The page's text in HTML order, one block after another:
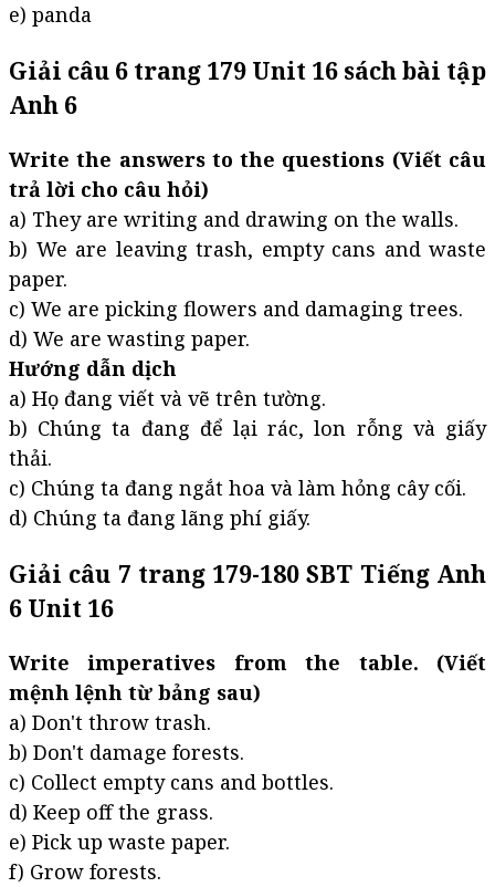
e) panda
Giải câu 6 trang 179 Unit 16 sách bài tập
Anh 6
Write the answers to the questions (Viết câu
trả lời cho câu hỏi)
a) They are writing and drawing on the walls.
b) We are leaving trash, empty cans and waste
paper.
c) We are picking flowers and damaging trees.
d) We are wasting paper.
Hướng dẫn dịch
a) Họ đang viết và vẽ trên tường.
b) Chúng ta đang để lại rác, lon rỗng và giấy
thải.
c) Chúng ta đang ngắt hoa và làm hỏng cây cối.
d) Chúng ta đang lãng phí giấy.
Giải câu 7 trang 179-180 SBT Tiếng Anh
6 Unit 16
Write imperatives from the table. (Viết
mệnh lệnh từ bảng sau)
a) Don't throw trash.
b) Don't damage forests.
c) Collect empty cans and bottles.
d) Keep off the grass.
e) Pick up waste paper.
f) Grow forests.